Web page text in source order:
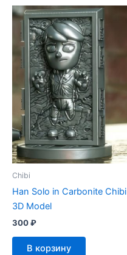
Chibi
Han Solo in Carbonite Chibi
3D Model
300₽
В корзину